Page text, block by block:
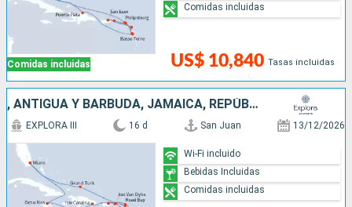
Comidas incluidas US$ 10,840 Tasas incluidas
Comidas incluidas
, ANTIGUA Y BARBUDA, JAMAICA, REPÚBLICA DOMINICANA, SAN MARTÍN, ESTADOS UNIDOS, PUERTO RICO
EXPLORA III 16 d San Juan 13/12/2026
Wi-Fi incluido
Bebidas Incluidas
Comidas incluidas